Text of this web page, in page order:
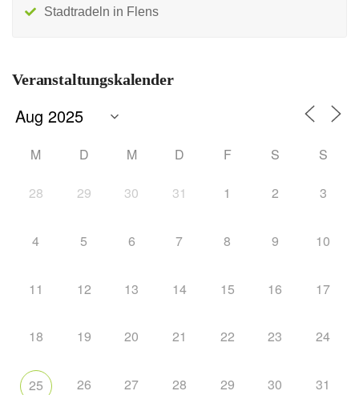
Stadtradeln in Flens
Veranstaltungskalender
M D M D F S S
28 29 30 31 1 2 3
4 5 6 7 8 9 10
11 12 13 14 15 16 17
18 19 20 21 22 23 24
25 26 27 28 29 30 31